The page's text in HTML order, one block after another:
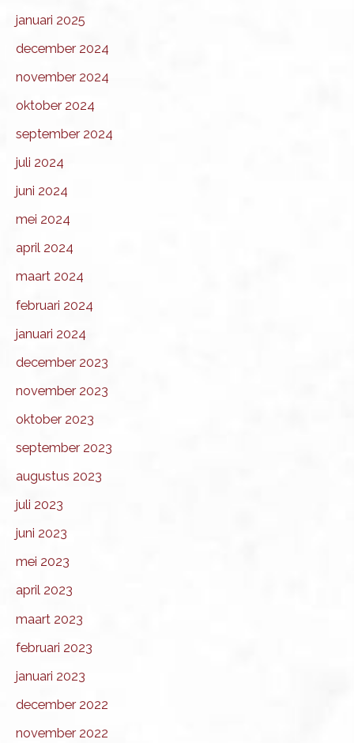
januari 2025
december 2024
november 2024
oktober 2024
september 2024
juli 2024
juni 2024
mei 2024
april 2024
maart 2024
februari 2024
januari 2024
december 2023
november 2023
oktober 2023
september 2023
augustus 2023
juli 2023
juni 2023
mei 2023
april 2023
maart 2023
februari 2023
januari 2023
december 2022
november 2022